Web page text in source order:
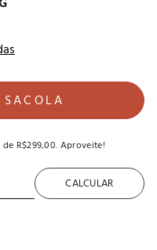
R$299,00. Aproveite!
CALCULAR